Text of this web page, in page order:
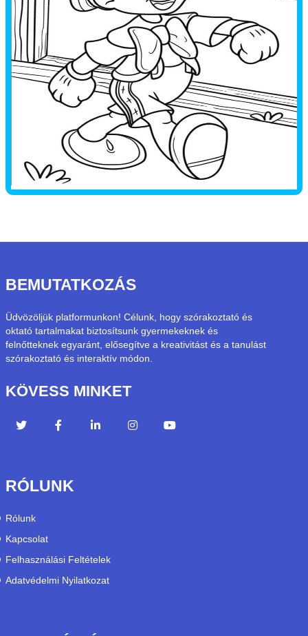
BEMUTATKOZÁS
Üdvözöljük platformunkon! Célunk, hogy szórakoztató és
oktató tartalmakat biztosítsunk gyermekeknek és
felnőtteknek egyaránt, elősegítve a kreativitást és a tanulást
szórakoztató és interaktív módon.
KÖVESS MINKET
RÓLUNK
Rólunk
Kapcsolat
Felhasználási Feltételek
Adatvédelmi Nyilatkozat